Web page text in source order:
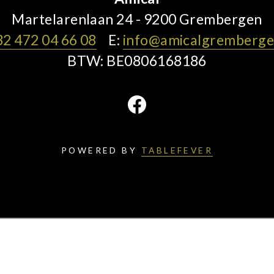
Martelarenlaan 24 - 9200 Grembergen
472 04 66 08
E:
BTW: BE0806168186
POWERED BY TABLEFEVER